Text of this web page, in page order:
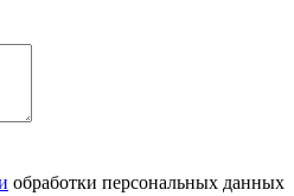
обработки персональных данных